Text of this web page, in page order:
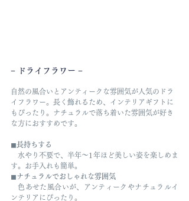
− ドライフラワー −
自然の風合いとアンティークな雰囲気が人気のドラ
イフラワー。長く飾れるため、インテリアギフトに
もぴったり。ナチュラルで落ち着いた雰囲気が好き
な方におすすめです。
◼︎長持ちする
水やり不要で、半年〜1年ほど美しい姿を楽しめま
す。お手入れも簡単。
◼︎ナチュラルでおしゃれな雰囲気
色あせた風合いが、アンティークやナチュラルイ
ンテリアにぴったり。